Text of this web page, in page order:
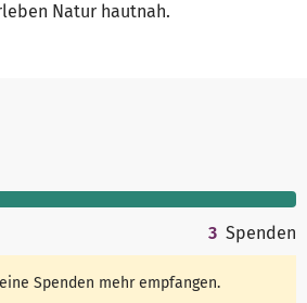
Natur hautnah.
3 Spenden
Spenden mehr empfangen.